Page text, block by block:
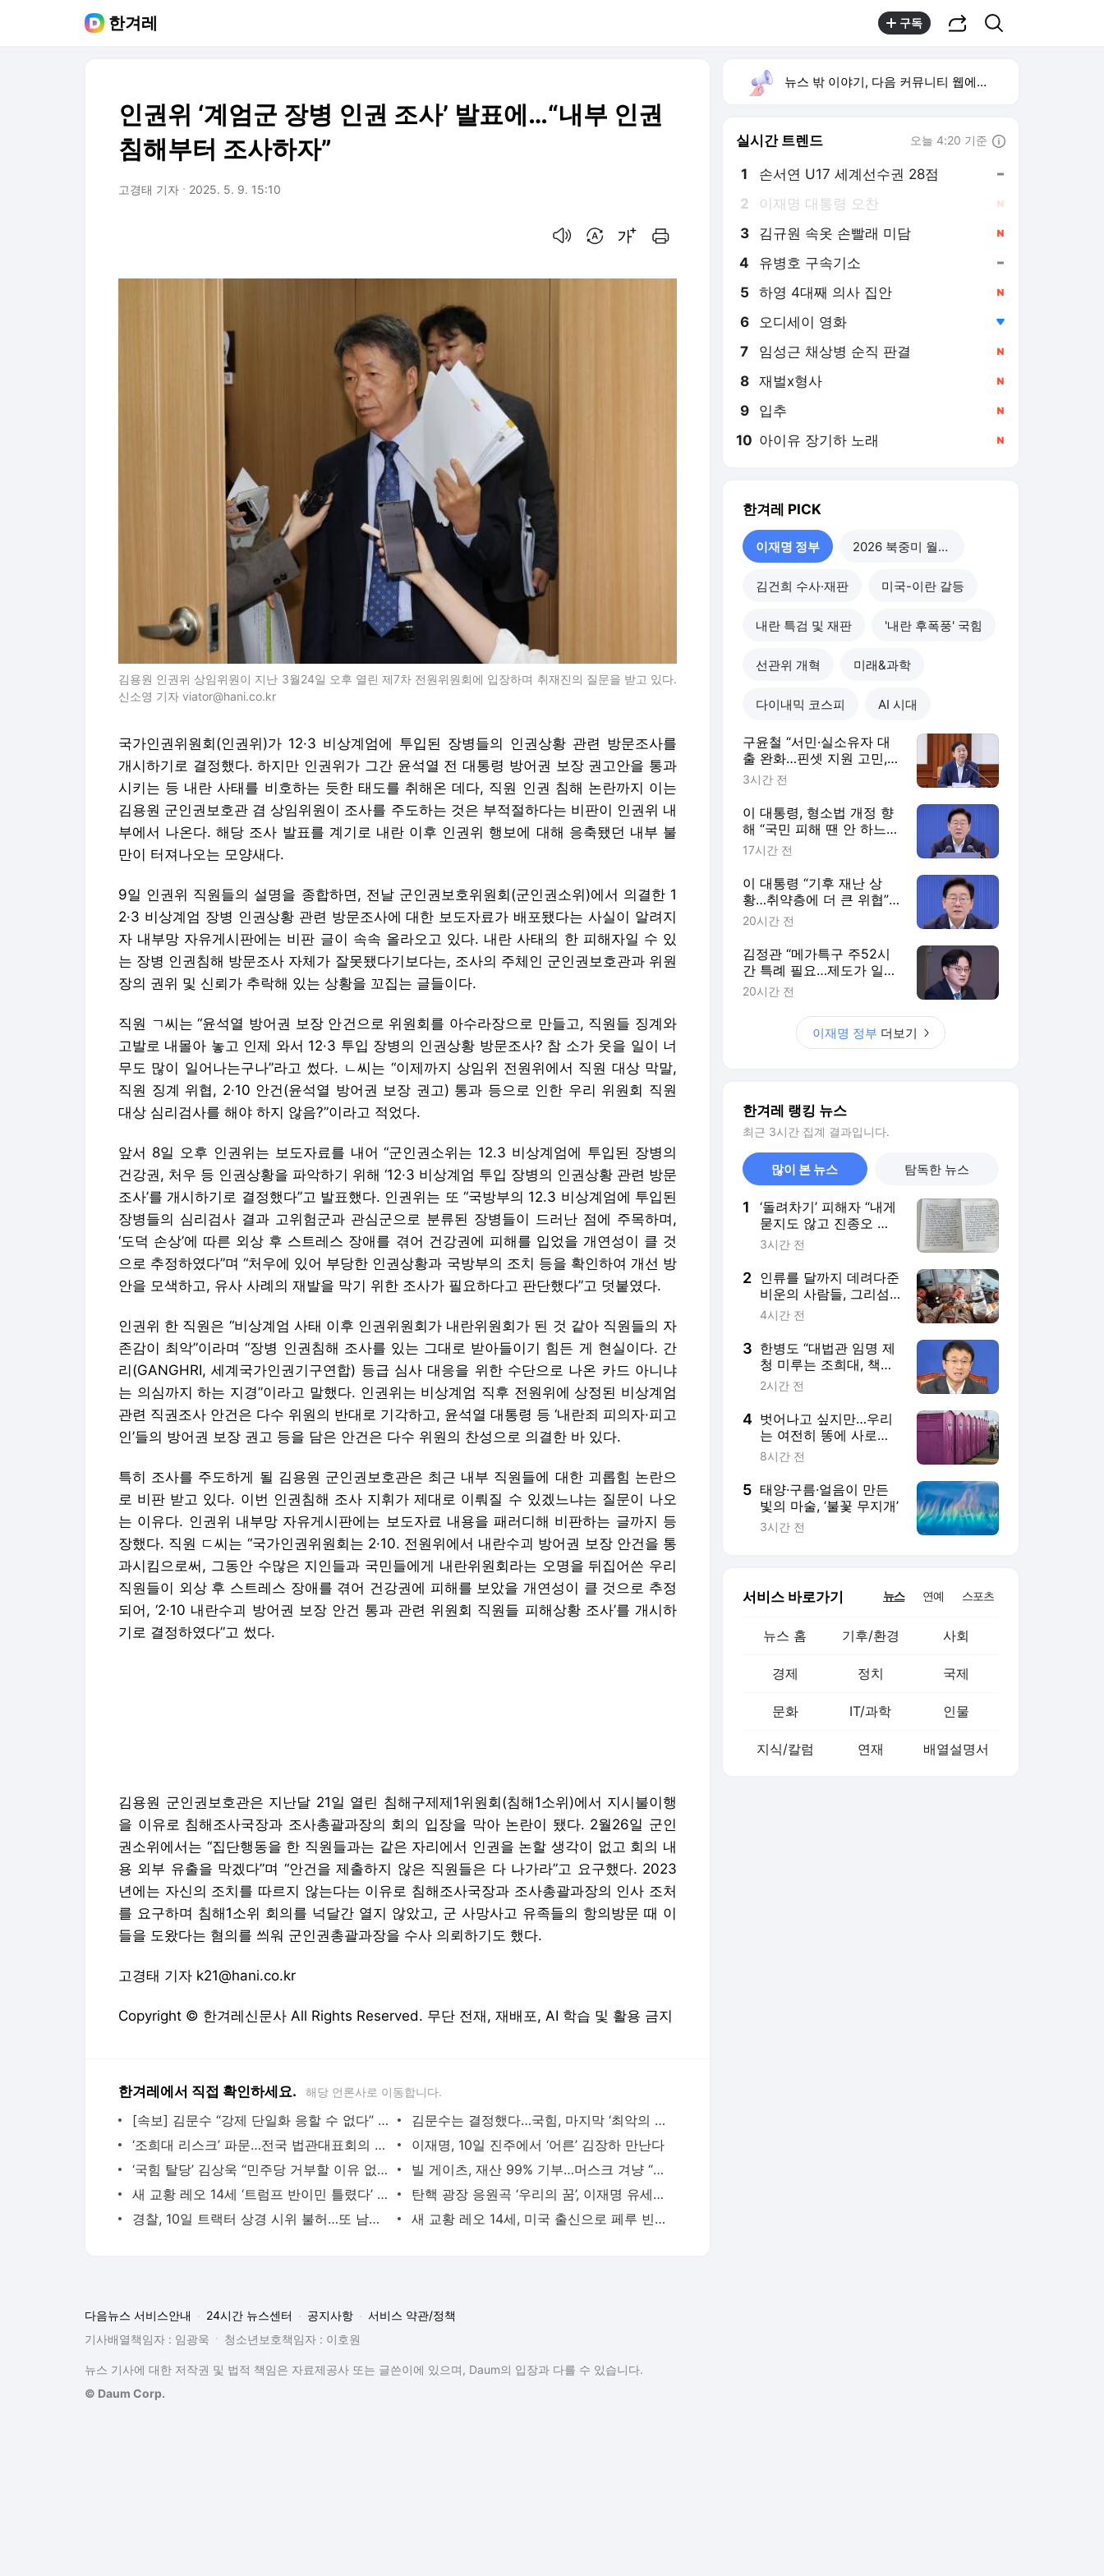
한겨레 구독
인권위 ‘계엄군 장병 인권 조사’ 발표에…“내부 인권
침해부터 조사하자”
고경태 기자 2025. 5. 9. 15:10
김용원 인권위 상임위원이 지난 3월24일 오후 열린 제7차 전원위원회에 입장하며 취재진의 질문을 받고 있다.
신소영 기자 viator@hani.co.kr
국가인권위원회(인권위)가 12·3 비상계엄에 투입된 장병들의 인권상황 관련 방문조사를
개시하기로 결정했다. 하지만 인권위가 그간 윤석열 전 대통령 방어권 보장 권고안을 통과
시키는 등 내란 사태를 비호하는 듯한 태도를 취해온 데다, 직원 인권 침해 논란까지 이는
김용원 군인권보호관 겸 상임위원이 조사를 주도하는 것은 부적절하다는 비판이 인권위 내
부에서 나온다. 해당 조사 발표를 계기로 내란 이후 인권위 행보에 대해 응축됐던 내부 불
만이 터져나오는 모양새다.
9일 인권위 직원들의 설명을 종합하면, 전날 군인권보호위원회(군인권소위)에서 의결한 1
2·3 비상계엄 장병 인권상황 관련 방문조사에 대한 보도자료가 배포됐다는 사실이 알려지
자 내부망 자유게시판에는 비판 글이 속속 올라오고 있다. 내란 사태의 한 피해자일 수 있
는 장병 인권침해 방문조사 자체가 잘못됐다기보다는, 조사의 주체인 군인권보호관과 위원
장의 권위 및 신뢰가 추락해 있는 상황을 꼬집는 글들이다.
직원 ㄱ씨는 “윤석열 방어권 보장 안건으로 위원회를 아수라장으로 만들고, 직원들 징계와
고발로 내몰아 놓고 인제 와서 12·3 투입 장병의 인권상황 방문조사? 참 소가 웃을 일이 너
무도 많이 일어나는구나”라고 썼다. ㄴ씨는 “이제까지 상임위 전원위에서 직원 대상 막말,
직원 징계 위협, 2·10 안건(윤석열 방어권 보장 권고) 통과 등으로 인한 우리 위원회 직원
대상 심리검사를 해야 하지 않음?”이라고 적었다.
앞서 8일 오후 인권위는 보도자료를 내어 “군인권소위는 12.3 비상계엄에 투입된 장병의
건강권, 처우 등 인권상황을 파악하기 위해 ‘12·3 비상계엄 투입 장병의 인권상황 관련 방문
조사’를 개시하기로 결정했다”고 발표했다. 인권위는 또 “국방부의 12.3 비상계엄에 투입된
장병들의 심리검사 결과 고위험군과 관심군으로 분류된 장병들이 드러난 점에 주목하며,
‘도덕 손상’에 따른 외상 후 스트레스 장애를 겪어 건강권에 피해를 입었을 개연성이 클 것
으로 추정하였다”며 “처우에 있어 부당한 인권상황과 국방부의 조치 등을 확인하여 개선 방
안을 모색하고, 유사 사례의 재발을 막기 위한 조사가 필요하다고 판단했다”고 덧붙였다.
인권위 한 직원은 “비상계엄 사태 이후 인권위원회가 내란위원회가 된 것 같아 직원들의 자
존감이 최악”이라며 “장병 인권침해 조사를 있는 그대로 받아들이기 힘든 게 현실이다. 간
리(GANGHRI, 세계국가인권기구연합) 등급 심사 대응을 위한 수단으로 나온 카드 아니냐
는 의심까지 하는 지경”이라고 말했다. 인권위는 비상계엄 직후 전원위에 상정된 비상계엄
관련 직권조사 안건은 다수 위원의 반대로 기각하고, 윤석열 대통령 등 ‘내란죄 피의자·피고
인’들의 방어권 보장 권고 등을 담은 안건은 다수 위원의 찬성으로 의결한 바 있다.
특히 조사를 주도하게 될 김용원 군인권보호관은 최근 내부 직원들에 대한 괴롭힘 논란으
로 비판 받고 있다. 이번 인권침해 조사 지휘가 제대로 이뤄질 수 있겠느냐는 질문이 나오
는 이유다. 인권위 내부망 자유게시판에는 보도자료 내용을 패러디해 비판하는 글까지 등
장했다. 직원 ㄷ씨는 “국가인권위원회는 2·10. 전원위에서 내란수괴 방어권 보장 안건을 통
과시킴으로써, 그동안 수많은 지인들과 국민들에게 내란위원회라는 오명을 뒤집어쓴 우리
직원들이 외상 후 스트레스 장애를 겪어 건강권에 피해를 보았을 개연성이 클 것으로 추정
되어, ‘2·10 내란수괴 방어권 보장 안건 통과 관련 위원회 직원들 피해상황 조사’를 개시하
기로 결정하였다”고 썼다.
들을 도왔다는 혐의를 씌워 군인권총괄과장을 수사 의뢰하기도 했다.
고경태 기자 k21@hani.co.kr
Copyright © 한겨레신문사 All Rights Reserved. 무단 전재, 재배포, AI 학습 및 활용 금지
‘조희대 리스크’ 파문…전국 법관대표회의 열린다
이재명, 10일 진주에서 ‘어른’ 김장하 만난다
경찰, 10일 트랙터 상경 시위 불허…또 남태령 대치하나
뉴스 밖 이야기, 다음 커뮤니티 웹에서 보기
실시간 트렌드 오늘 4:20 기준
1 손서연 U17 세계선수권 28점
2 이재명 대통령 오찬
3 김규원 속옷 손빨래 미담
4 유병호 구속기소
5 하영 4대째 의사 집안
6 오디세이 영화
7 임성근 채상병 순직 판결
8 재벌x형사
9 입추
10 아이유 장기하 노래
한겨레 PICK
이재명 정부 2026 북중미 월드컵
김건희 수사·재판 미국-이란 갈등
내란 특검 및 재판 '내란 후폭풍' 국힘
선관위 개혁 미래&과학
다이내믹 코스피 AI 시대
구윤철 “서민·실소유자 대
출 완화…핀셋 지원 고민,
조만간 대책”
3시간 전
이 대통령, 형소법 개정 향
해 “국민 피해 땐 안 하느니
못 해”
17시간 전
이 대통령 “기후 재난 상
황…취약층에 더 큰 위협”
보호책 강화 지시
20시간 전
김정관 “메가특구 주52시
간 특례 필요…제도가 일할
의지 꺾어선 안 돼”
20시간 전
이재명 정부 더보기
한겨레 랭킹 뉴스
최근 3시간 집계 결과입니다.
많이 본 뉴스 탐독한 뉴스
1
‘돌려차기’ 피해자 “내게
묻지도 않고 진종오 징
계? 또 소외”
3시간 전
2 인류를 달까지 데려다준
비운의 사람들, 그리섬·
화이트·채피
4시간 전
3 한병도 “대법관 임명 제
청 미루는 조희대, 책무
방기…지켜보겠다”
2시간 전
4 벗어나고 싶지만…우리
는 여전히 똥에 사로잡
혀 있다 [.txt]
8시간 전
5 태양·구름·얼음이 만든
빛의 마술, ‘불꽃 무지개’
3시간 전
서비스 바로가기 뉴스 연예 스포츠
뉴스 홈 기후/환경 사회
경제 정치 국제
문화 IT/과학 인물
지식/칼럼 연재 배열설명서